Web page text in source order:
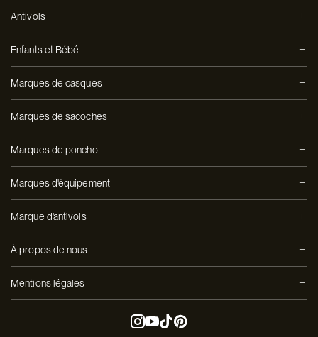
Antivols
Enfants et Bébé
Marques de casques
Marques de sacoches
Marques de poncho
Marques d'équipement
Marque d'antivols
À propos de nous
Mentions légales